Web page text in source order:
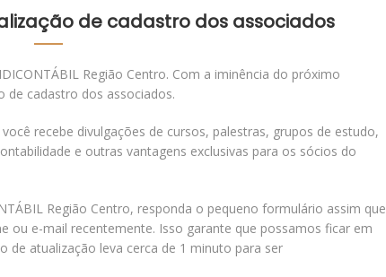
de cadastro dos associados
Região Centro. Com a iminência do próximo
de cadastro dos associados.
recebe divulgações de cursos, palestras, grupos de estudo,
e outras vantagens exclusivas para os sócios do
Região Centro, responda o pequeno formulário assim que
ou e-mail recentemente. Isso garante que possamos ficar em
de atualização leva cerca de 1 minuto para ser